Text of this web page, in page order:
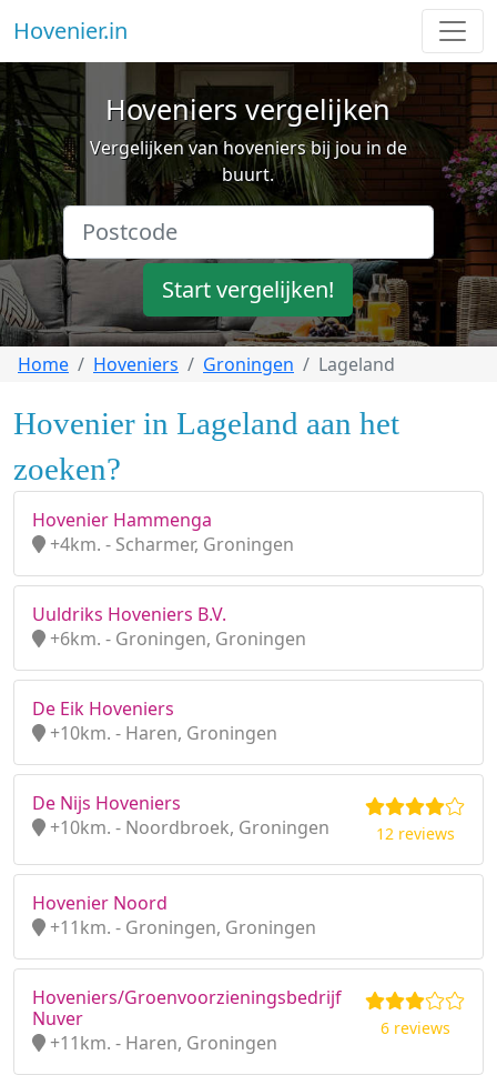
Hovenier.in
Hoveniers vergelijken
Vergelijken van hoveniers bij jou in de
buurt.
Start vergelijken!
Home Hoveniers Groningen Lageland
Hovenier in Lageland aan het
zoeken?
Hovenier Hammenga
+4km. - Scharmer, Groningen
Uuldriks Hoveniers B.V.
+6km. - Groningen, Groningen
De Eik Hoveniers
+10km. - Haren, Groningen
De Nijs Hoveniers
+10km. - Noordbroek, Groningen
12 reviews
Hovenier Noord
+11km. - Groningen, Groningen
Hoveniers/Groenvoorzieningsbedrijf
Nuver
+11km. - Haren, Groningen
6 reviews